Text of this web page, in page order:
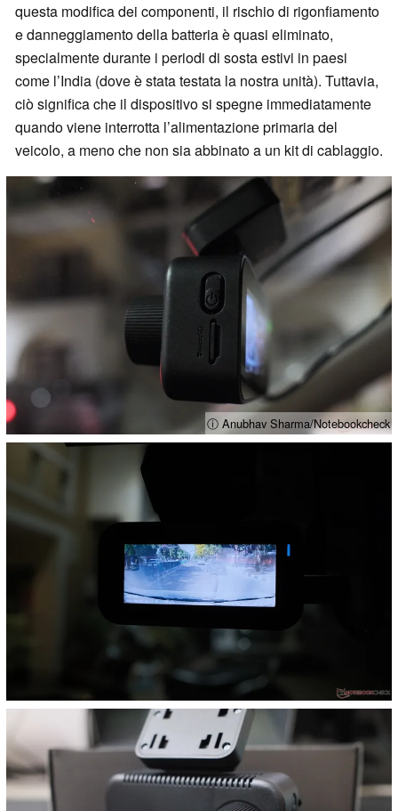
questa modifica dei componenti, il rischio di rigonfiamento
e danneggiamento della batteria è quasi eliminato,
specialmente durante i periodi di sosta estivi in paesi
come l’India (dove è stata testata la nostra unità). Tuttavia,
ciò significa che il dispositivo si spegne immediatamente
quando viene interrotta l’alimentazione primaria del
veicolo, a meno che non sia abbinato a un kit di cablaggio.
ⓘ Anubhav Sharma/Notebookcheck